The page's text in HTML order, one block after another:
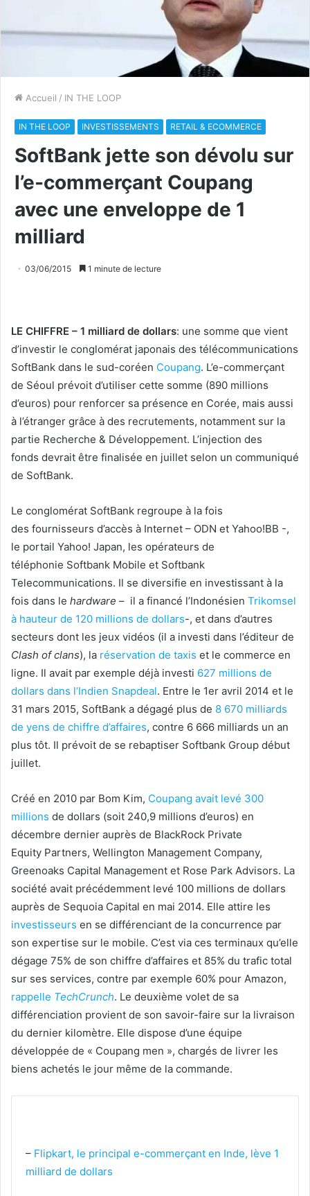
Accueil / IN THE LOOP
IN THE LOOP INVESTISSEMENTS RETAIL & ECOMMERCE
SoftBank jette son dévolu sur
l’e-commerçant Coupang
avec une enveloppe de 1
milliard
03/06/2015 1 minute de lecture
LE CHIFFRE – 1 milliard de dollars: une somme que vient
d’investir le conglomérat japonais des télécommunications
SoftBank dans le sud-coréen Coupang. L’e-commerçant
de Séoul prévoit d’utiliser cette somme (890 millions
d’euros) pour renforcer sa présence en Corée, mais aussi
à l’étranger grâce à des recrutements, notamment sur la
partie Recherche & Développement. L’injection des
fonds devrait être finalisée en juillet selon un communiqué
de SoftBank.
Le conglomérat SoftBank regroupe à la fois
des fournisseurs d’accès à Internet – ODN et Yahoo!BB -,
le portail Yahoo! Japan, les opérateurs de
téléphonie Softbank Mobile et Softbank
Telecommunications. Il se diversifie en investissant à la
fois dans le hardware – il a financé l’Indonésien Trikomsel
à hauteur de 120 millions de dollars-, et dans d’autres
secteurs dont les jeux vidéos (il a investi dans l’éditeur de
Clash of clans), la réservation de taxis et le commerce en
ligne. Il avait par exemple déjà investi 627 millions de
dollars dans l’Indien Snapdeal. Entre le 1er avril 2014 et le
31 mars 2015, SoftBank a dégagé plus de 8 670 milliards
de yens de chiffre d’affaires, contre 6 666 milliards un an
plus tôt. Il prévoit de se rebaptiser Softbank Group début
juillet.
Créé en 2010 par Bom Kim, Coupang avait levé 300
millions de dollars (soit 240,9 millions d’euros) en
décembre dernier auprès de BlackRock Private
Equity Partners, Wellington Management Company,
Greenoaks Capital Management et Rose Park Advisors. La
société avait précédemment levé 100 millions de dollars
auprès de Sequoia Capital en mai 2014. Elle attire les
investisseurs en se différenciant de la concurrence par
son expertise sur le mobile. C’est via ces terminaux qu’elle
dégage 75% de son chiffre d’affaires et 85% du trafic total
sur ses services, contre par exemple 60% pour Amazon,
rappelle TechCrunch. Le deuxième volet de sa
différenciation provient de son savoir-faire sur la livraison
du dernier kilomètre. Elle dispose d’une équipe
développée de « Coupang men », chargés de livrer les
biens achetés le jour même de la commande.
– Flipkart, le principal e-commerçant en Inde, lève 1
milliard de dollars